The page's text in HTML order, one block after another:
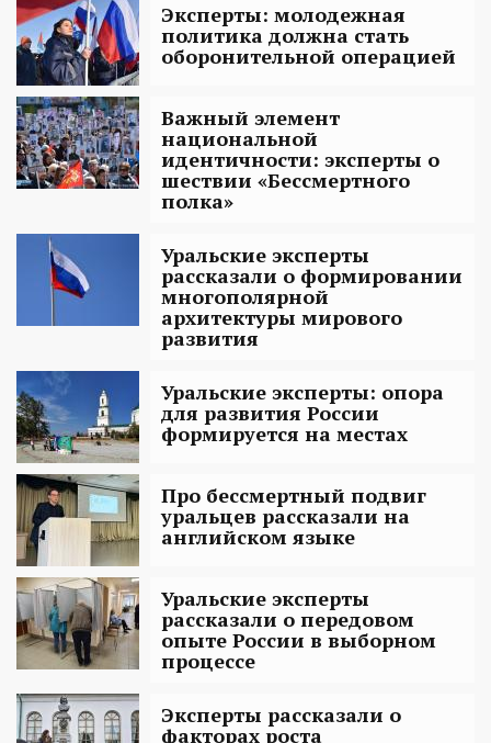
Эксперты: молодежная
политика должна стать
оборонительной операцией
Важный элемент
национальной
идентичности: эксперты о
шествии «Бессмертного
полка»
Уральские эксперты
рассказали о формировании
многополярной
архитектуры мирового
развития
Уральские эксперты: опора
для развития России
формируется на местах
Про бессмертный подвиг
уральцев рассказали на
английском языке
Уральские эксперты
рассказали о передовом
опыте России в выборном
процессе
Эксперты рассказали о
факторах роста